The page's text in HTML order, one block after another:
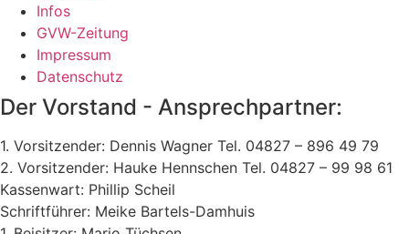
Infos
GVW-Zeitung
Impressum
Datenschutz
Der Vorstand - Ansprechpartner:
1. Vorsitzender: Dennis Wagner Tel. 04827 – 896 49 79
2. Vorsitzender: Hauke Hennschen Tel. 04827 – 99 98 61
Kassenwart: Phillip Scheil
Schriftführer: Meike Bartels-Damhuis